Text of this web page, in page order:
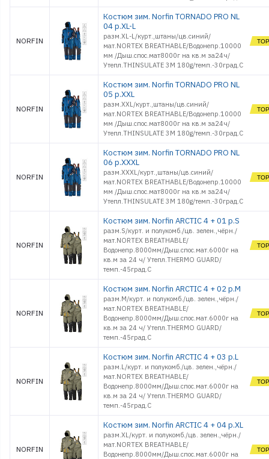
NORFIN
Костюм зим. Norfin TORNADO PRO NL
04 р.XL-L
разм.XL-L/курт.,штаны/цв.синий/
мат.NORTEX BREATHABLE/Водонепр.10000
мм /Дыш.спос.мат8000г на кв.м за24ч/
Утепл.THINSULATE 3M 180g/темп.-30град.С
NORFIN
Костюм зим. Norfin TORNADO PRO NL
05 р.XXL
разм.XXL/курт.,штаны/цв.синий/
мат.NORTEX BREATHABLE/Водонепр.10000
мм /Дыш.спос.мат8000г на кв.м за24ч/
Утепл.THINSULATE 3M 180g/темп.-30град.С
NORFIN
Костюм зим. Norfin TORNADO PRO NL
06 р.XXXL
разм.XXXL/курт.,штаны/цв.синий/
мат.NORTEX BREATHABLE/Водонепр.10000
мм /Дыш.спос.мат8000г на кв.м за24ч/
Утепл.THINSULATE 3M 180g/темп.-30град.С
NORFIN
Костюм зим. Norfin ARCTIC 4 + 01 р.S
разм.S/курт. и полукомб./цв. зелен.,чёрн./
мат.NORTEX BREATHABLE/
Водонепр.8000мм/Дыш.спос.мат.6000г на
кв.м за 24 ч/ Утепл.THERMO GUARD/
темп.-45град.С
NORFIN
Костюм зим. Norfin ARCTIC 4 + 02 р.M
разм.M/курт. и полукомб./цв. зелен.,чёрн./
мат.NORTEX BREATHABLE/
Водонепр.8000мм/Дыш.спос.мат.6000г на
кв.м за 24 ч/ Утепл.THERMO GUARD/
темп.-45град.С
NORFIN
Костюм зим. Norfin ARCTIC 4 + 03 р.L
разм.L/курт. и полукомб./цв. зелен.,чёрн./
мат.NORTEX BREATHABLE/
Водонепр.8000мм/Дыш.спос.мат.6000г на
кв.м за 24 ч/ Утепл.THERMO GUARD/
темп.-45град.С
NORFIN
Костюм зим. Norfin ARCTIC 4 + 04 р.XL
разм.XL/курт. и полукомб./цв. зелен.,чёрн./
мат.NORTEX BREATHABLE/
Водонепр.8000мм/Дыш.спос.мат.6000г на